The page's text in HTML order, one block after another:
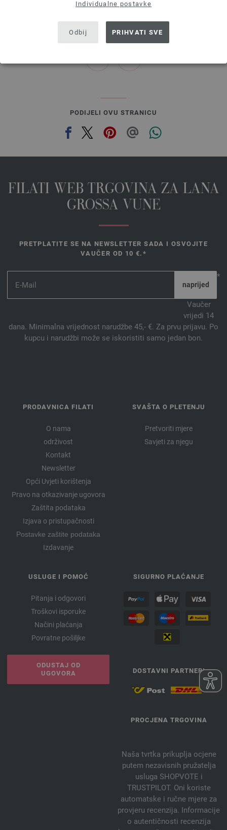
Individualne postavke
Odbij PRIHVATI SVE
4,84 $
bez PDV-a, dodatno troškovi za dostavu, Osnovna cijena:
PODIJELI OVU STRANICU
FILATI WEB TRGOVINA ZA LANA
GROSSA VUNE
PRETPLATITE SE NA NEWSLETTER SADA I OSVOJITE
VAUČER OD 10 €.*
*
Vaučer
vrijedi 14
dana. Minimalna vrijednost narudžbe 45,- €. Za prvu prijavu. Po
kupcu i narudžbi može se iskoristiti samo jedan bon.
PRODAVNICA FILATI
O nama
održivost
Kontakt
Newsletter
Opći Uvjeti korištenja
Pravo na otkazivanje ugovora
Zaštita podataka
Izjava o pristupačnosti
Postavke zaštite podataka
Izdavanje
SVAŠTA O PLETENJU
Pretvoriti mjere
Savjeti za njegu
USLUGE I POMOĆ
Pitanja i odgovori
Troškovi isporuke
Načini plaćanja
Povratne pošiljke
ODUSTAJ OD
UGOVORA
SIGURNO PLAĆANJE
DOSTAVNI PARTNERI
PROCJENA TRGOVINA
Naša tvrtka prikuplja ocjene
putem nezavisnih pružatelja
usluga SHOPVOTE i
TRUSTPILOT. Oni koriste
automatske i ručne mjere za
provjeru recenzija. Informacije
o autentičnosti recenzija